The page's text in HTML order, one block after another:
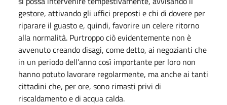
gestore, attivando gli uffici preposti e chi di dovere per
riparare il guasto e, quindi, favorire un celere ritorno
alla normalità. Purtroppo ciò evidentemente non è
avvenuto creando disagi, come detto, ai negozianti che
in un periodo dell’anno così importante per loro non
hanno potuto lavorare regolarmente, ma anche ai tanti
cittadini che, per ore, sono rimasti privi di
riscaldamento e di acqua calda.